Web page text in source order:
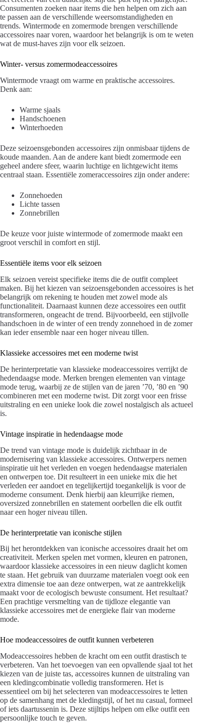
Consumenten zoeken naar items die hen helpen om zich aan
te passen aan de verschillende weersomstandigheden en
trends. Wintermode en zomermode brengen verschillende
accessoires naar voren, waardoor het belangrijk is om te weten
wat de must-haves zijn voor elk seizoen.
Winter- versus zomermodeaccessoires
Wintermode vraagt om warme en praktische accessoires.
Denk aan:
Warme sjaals
Handschoenen
Winterhoeden
Deze seizoensgebonden accessoires zijn onmisbaar tijdens de
koude maanden. Aan de andere kant biedt zomermode een
geheel andere sfeer, waarin luchtige en lichtgewicht items
centraal staan. Essentiële zomeraccessoires zijn onder andere:
Zonnehoeden
Lichte tassen
Zonnebrillen
De keuze voor juiste wintermode of zomermode maakt een
groot verschil in comfort en stijl.
Essentiële items voor elk seizoen
Elk seizoen vereist specifieke items die de outfit compleet
maken. Bij het kiezen van seizoensgebonden accessoires is het
belangrijk om rekening te houden met zowel mode als
functionaliteit. Daarnaast kunnen deze accessoires een outfit
transformeren, ongeacht de trend. Bijvoorbeeld, een stijlvolle
handschoen in de winter of een trendy zonnehoed in de zomer
kan ieder ensemble naar een hoger niveau tillen.
Klassieke accessoires met een moderne twist
De herinterpretatie van klassieke modeaccessoires verrijkt de
hedendaagse mode. Merken brengen elementen van vintage
mode terug, waarbij ze de stijlen van de jaren ’70, ’80 en ’90
combineren met een moderne twist. Dit zorgt voor een frisse
uitstraling en een unieke look die zowel nostalgisch als actueel
is.
Vintage inspiratie in hedendaagse mode
De trend van vintage mode is duidelijk zichtbaar in de
modernisering van klassieke accessoires. Ontwerpers nemen
inspiratie uit het verleden en voegen hedendaagse materialen
en ontwerpen toe. Dit resulteert in een unieke mix die het
verleden eer aandoet en tegelijkertijd toegankelijk is voor de
moderne consument. Denk hierbij aan kleurrijke riemen,
oversized zonnebrillen en statement oorbellen die elk outfit
naar een hoger niveau tillen.
De herinterpretatie van iconische stijlen
Bij het herontdekken van iconische accessoires draait het om
creativiteit. Merken spelen met vormen, kleuren en patronen,
waardoor klassieke accessoires in een nieuw daglicht komen
te staan. Het gebruik van duurzame materialen voegt ook een
extra dimensie toe aan deze ontwerpen, wat ze aantrekkelijk
maakt voor de ecologisch bewuste consument. Het resultaat?
Een prachtige versmelting van de tijdloze elegantie van
klassieke accessoires met de energieke flair van moderne
mode.
Hoe modeaccessoires de outfit kunnen verbeteren
Modeaccessoires hebben de kracht om een outfit drastisch te
verbeteren. Van het toevoegen van een opvallende sjaal tot het
kiezen van de juiste tas, accessoires kunnen de uitstraling van
een kledingcombinatie volledig transformeren. Het is
essentieel om bij het selecteren van modeaccessoires te letten
op de samenhang met de kledingstijl, of het nu casual, formeel
of iets daartussenin is. Deze stijltips helpen om elke outfit een
persoonlijke touch te geven.